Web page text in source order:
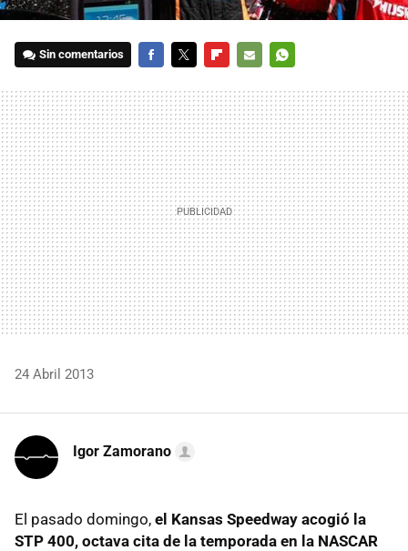
Sin comentarios
MAIL
24 Abril 2013
Igor Zamorano
El pasado domingo, el Kansas Speedway acogió la
STP 400, octava cita de la temporada en la NASCAR